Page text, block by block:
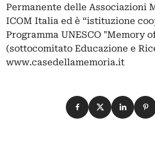
Permanente delle Associazioni
ICOM Italia ed è “istituzione
Programma UNESCO "Memory
(sottocomitato Educazione e
www.casedellamemoria.it
Condividi su
Condividi su X